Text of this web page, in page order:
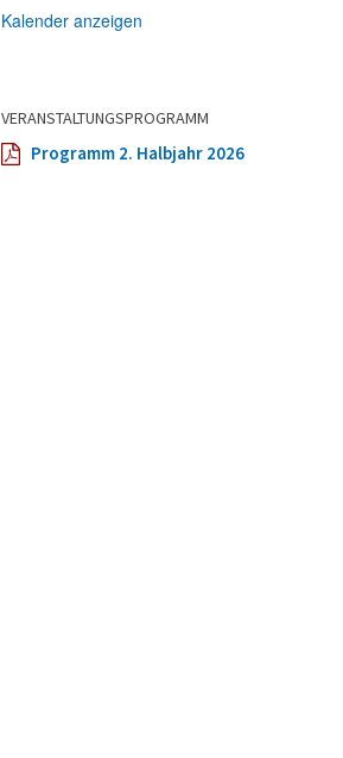
Kalender anzeigen
VERANSTALTUNGSPROGRAMM
Programm 2. Halbjahr 2026